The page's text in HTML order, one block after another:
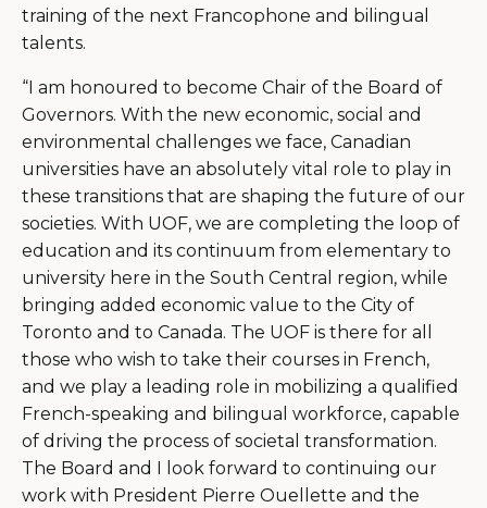
training of the next Francophone and bilingual
talents.
“I am honoured to become Chair of the Board of
Governors. With the new economic, social and
environmental challenges we face, Canadian
universities have an absolutely vital role to play in
these transitions that are shaping the future of our
societies. With UOF, we are completing the loop of
education and its continuum from elementary to
university here in the South Central region, while
bringing added economic value to the City of
Toronto and to Canada. The UOF is there for all
those who wish to take their courses in French,
and we play a leading role in mobilizing a qualified
French-speaking and bilingual workforce, capable
of driving the process of societal transformation.
The Board and I look forward to continuing our
work with President Pierre Ouellette and the